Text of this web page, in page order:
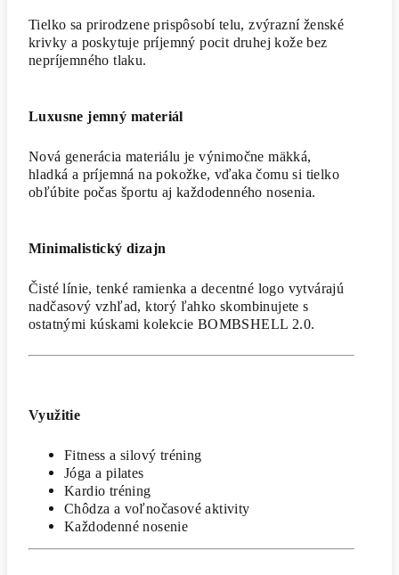
Tielko sa prirodzene prispôsobí telu, zvýrazní ženské
krivky a poskytuje príjemný pocit druhej kože bez
nepríjemného tlaku.
Luxusne jemný materiál
Nová generácia materiálu je výnimočne mäkká,
hladká a príjemná na pokožke, vďaka čomu si tielko
obľúbite počas športu aj každodenného nosenia.
Minimalistický dizajn
Čisté línie, tenké ramienka a decentné logo vytvárajú
nadčasový vzhľad, ktorý ľahko skombinujete s
ostatnými kúskami kolekcie BOMBSHELL 2.0.
Využitie
Fitness a silový tréning
Jóga a pilates
Kardio tréning
Chôdza a voľnočasové aktivity
Každodenné nosenie